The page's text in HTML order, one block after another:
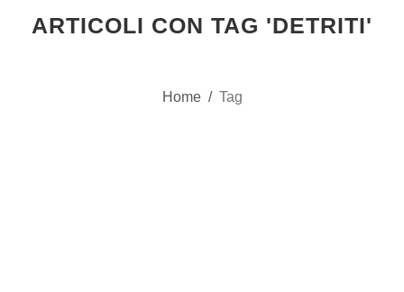
ARTICOLI CON TAG 'DETRITI'
Home / Tag